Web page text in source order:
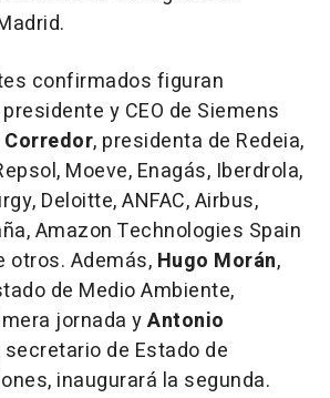
confirmados figuran
presidente y CEO de Siemens
, presidenta de Redeia,
Moeve, Enagás, Iberdrola,
Deloitte, ANFAC, Airbus,
Amazon Technologies Spain
otros. Además, Hugo Morán,
de Medio Ambiente,
jornada yAntonio
secretario de Estado de
inaugurará la segunda.